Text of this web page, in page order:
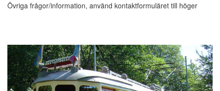
Övriga frågor/information, använd kontaktformuläret till höger